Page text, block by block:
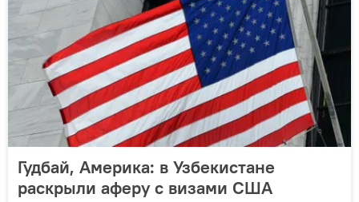
Гудбай, Америка: в Узбекистане
раскрыли аферу с визами США